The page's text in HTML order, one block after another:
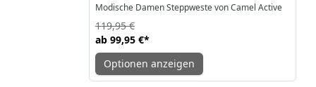
Modische Damen Steppweste von Camel Active
ab 99,95 €*
119,95 €
Optionen anzeigen